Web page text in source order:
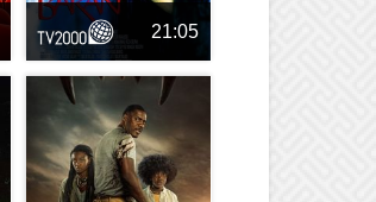
21:05